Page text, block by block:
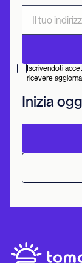
Iscrivendoti
ricevere
Inizia